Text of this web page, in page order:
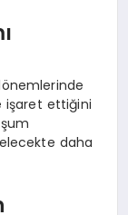
işaret ettiğini
daha